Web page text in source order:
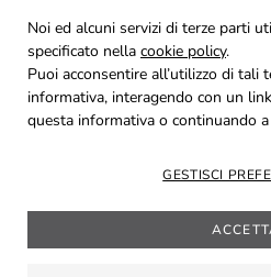
AREA
Noi ed alcuni servizi di terze parti
specificato nella cookie policy.
Puoi acconsentire all’utilizzo di tali
informativa, interagendo con un
questa informativa o continuando
GESTISCI